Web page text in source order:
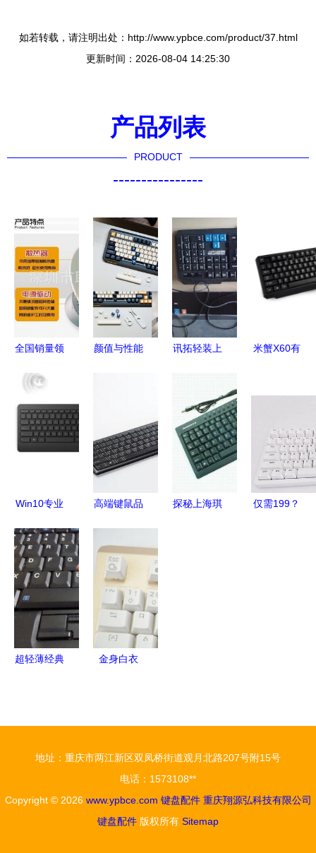
如若转载，请注明出处：http://www.ypbce.com/product/37.html
更新时间：2026-08-04 14:25:30
产品列表
PRODUCT
----------------
全国销量领
LED工矿灯
是如何改变
工厂照明
的？
颜值与性能
深度评析
讯拓轻装上
案的深度解
析
米蟹X60有
游戏两相宜
Win10专业
标价格曝
光，预计10
月上市
高端键鼠品
道 深圳网
帝如何成为
行业标杆
探秘上海琪
仅需199？
超轻薄经典
的信仰之选
金身白衣
地址：重庆市两江新区双凤桥街道观月北路207号附15号
电话：1573108**
Copyright © 2026 www.ypbce.com 键盘配件 重庆翔源弘科技有限公司
键盘配件 版权所有 Sitemap